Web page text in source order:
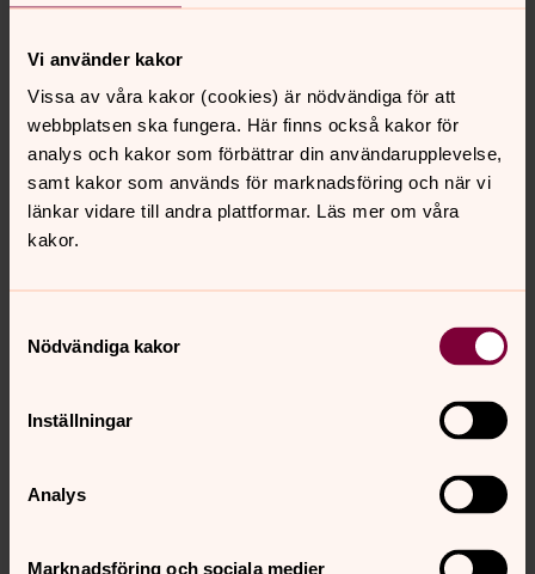
Vi använder kakor
Vissa av våra kakor (cookies) är nödvändiga för att
webbplatsen ska fungera. Här finns också kakor för
analys och kakor som förbättrar din användarupplevelse,
samt kakor som används för marknadsföring och när vi
länkar vidare till andra plattformar. Läs mer om våra
kakor.
Nödvändiga kakor
Inställningar
Analys
Marknadsföring och sociala medier
enhet för forskning- och analys i samarbete med Stefan
Gelfgren, docent i religionssociologi vid Umeå
universitet. Projektet ingår i det internationella
forskningsprojektet ”Churches Online in Times of Corona
(CONTOC)”.
Redan publicerade resultat från forskningsprojektet:
Fransson, Sara. (2022). ”Corona, församlingslivet och
församlingen i Corona och Corona i församlingen.
Forskningsrapport från Institutet för Pentakostala
Fransson, Sara, Gelfgren Stefan och Jonsson, Pernilla
och möjligheter i Svenska kyrkans digitala arbete under
Strömner, D (Red) Corona och kyrkorna – Lärdomar,